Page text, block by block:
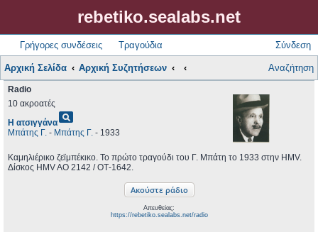
rebetiko.sealabs.net
Γρήγορες συνδέσεις Τραγούδια Σύνδεση
Αρχική Σελίδα Αρχική Συζητήσεων Αναζήτηση
Radio
10 ακροατές
Η ατσιγγάναpageview
Μπάτης Γ. - Μπάτης Γ. - 1933
Καμηλιέρικο ζεϊμπέκικο. Το πρώτο τραγούδι του Γ. Μπάτη το 1933 στην HMV.
Δίσκος HMV AO 2142 / ΟΤ-1642.
Απευθείας:
https://rebetiko.sealabs.net/radio